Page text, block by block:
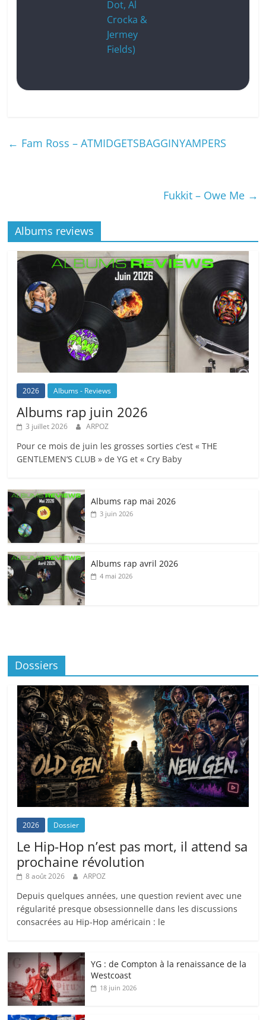
Dot, Al
Crocka &
Jermey
Fields)
← Fam Ross – ATMIDGETSBAGGINYAMPERS
Fukkit – Owe Me →
Albums reviews
2026 Albums - Reviews
Albums rap juin 2026
3 juillet 2026 ARPOZ
Pour ce mois de juin les grosses sorties c’est « THE
GENTLEMEN’S CLUB » de YG et « Cry Baby
Albums rap mai 2026
3 juin 2026
Albums rap avril 2026
4 mai 2026
Dossiers
2026 Dossier
Le Hip-Hop n’est pas mort, il attend sa
prochaine révolution
8 août 2026 ARPOZ
Depuis quelques années, une question revient avec une
régularité presque obsessionnelle dans les discussions
consacrées au Hip-Hop américain : le
YG : de Compton à la renaissance de la
Westcoast
18 juin 2026